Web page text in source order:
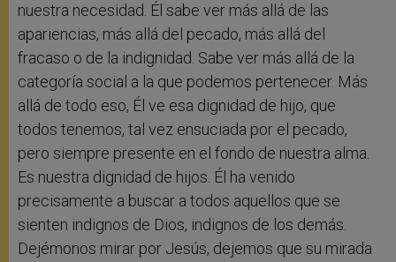
nuestra necesidad. Él sabe ver más allá de las
apariencias, más allá del pecado, más allá del
fracaso o de la indignidad. Sabe ver más allá de la
categoría social a la que podemos pertenecer. Más
allá de todo eso, Él ve esa dignidad de hijo, que
todos tenemos, tal vez ensuciada por el pecado,
pero siempre presente en el fondo de nuestra alma.
Es nuestra dignidad de hijos. Él ha venido
precisamente a buscar a todos aquellos que se
sienten indignos de Dios, indignos de los demás.
Dejémonos mirar por Jesús, dejemos que su mirada